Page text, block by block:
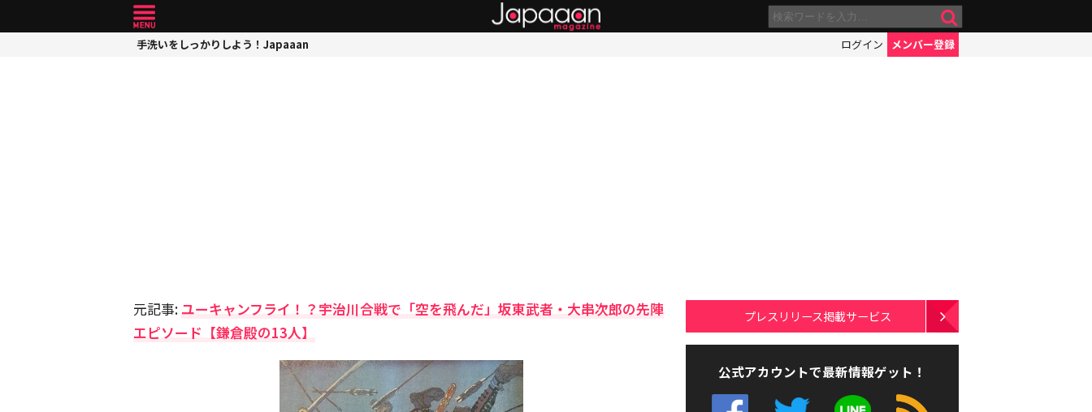
手洗いをしっかりしよう！Japaaan ログイン メンバー登録
元記事: ユーキャンフライ！？宇治川合戦で「空を飛んだ」坂東武者・大串次郎の先陣
エピソード【鎌倉殿の13人】
プレスリリース掲載サービス
公式アカウントで最新情報ゲット！